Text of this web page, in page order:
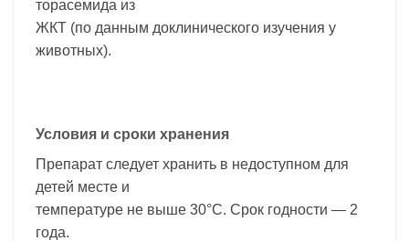
торасемида из
ЖКТ (по данным доклинического изучения у
животных).
Условия и сроки хранения
Препарат следует хранить в недоступном для
детей месте и
температуре не выше 30°С. Срок годности — 2
года.